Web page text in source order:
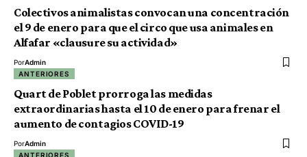
Colectivos animalistas convocan una concentración
el 9 de enero para que el circo que usa animales en
Alfafar «clausure su actividad»
PorAdmin
ANTERIORES
Quart de Poblet prorroga las medidas
extraordinarias hasta el 10 de enero para frenar el
aumento de contagios COVID-19
PorAdmin
ANTERIORES